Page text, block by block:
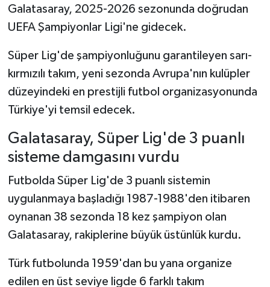
Galatasaray, 2025-2026 sezonunda doğrudan
UEFA Şampiyonlar Ligi'ne gidecek.
Süper Lig'de şampiyonluğunu garantileyen sarı-
kırmızılı takım, yeni sezonda Avrupa'nın kulüpler
düzeyindeki en prestijli futbol organizasyonunda
Türkiye'yi temsil edecek.
Galatasaray, Süper Lig'de 3 puanlı
sisteme damgasını vurdu
Futbolda Süper Lig'de 3 puanlı sistemin
uygulanmaya başladığı 1987-1988'den itibaren
oynanan 38 sezonda 18 kez şampiyon olan
Galatasaray, rakiplerine büyük üstünlük kurdu.
Türk futbolunda 1959'dan bu yana organize
edilen en üst seviye ligde 6 farklı takım